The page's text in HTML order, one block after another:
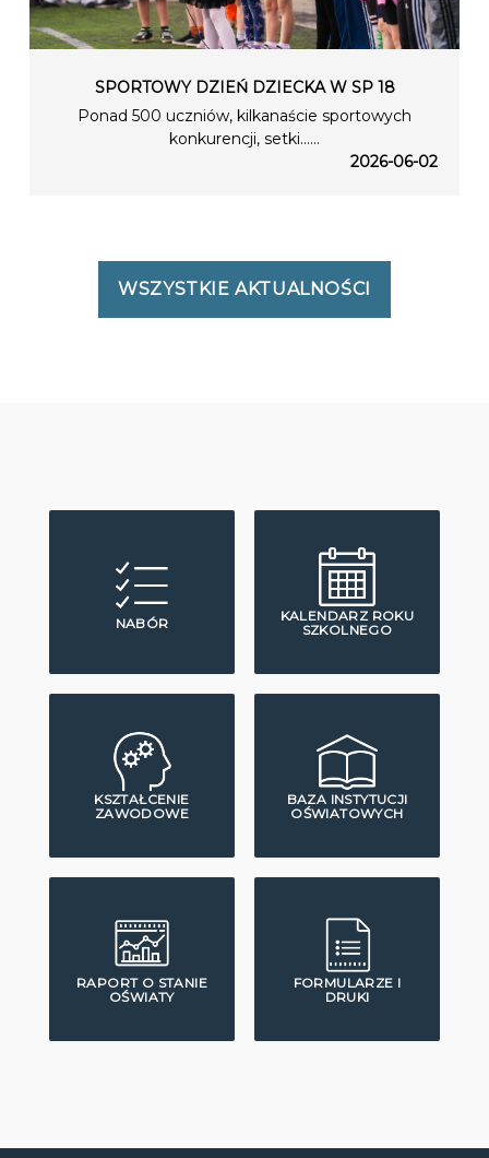
SPORTOWY DZIEŃ DZIECKA W SP 18
Ponad 500 uczniów, kilkanaście sportowych
konkurencji, setki…...
2026-06-02
WSZYSTKIE AKTUALNOŚCI
NABÓR
KALENDARZ ROKU
SZKOLNEGO
KSZTAŁCENIE
ZAWODOWE
BAZA INSTYTUCJI
OŚWIATOWYCH
RAPORT O STANIE
OŚWIATY
FORMULARZE I
DRUKI